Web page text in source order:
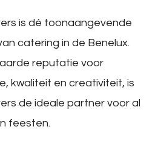
is dé toonaangevende
catering in de Benelux.
reputatie voor
kwaliteit en creativiteit, is
de ideale partner voor al
feesten.